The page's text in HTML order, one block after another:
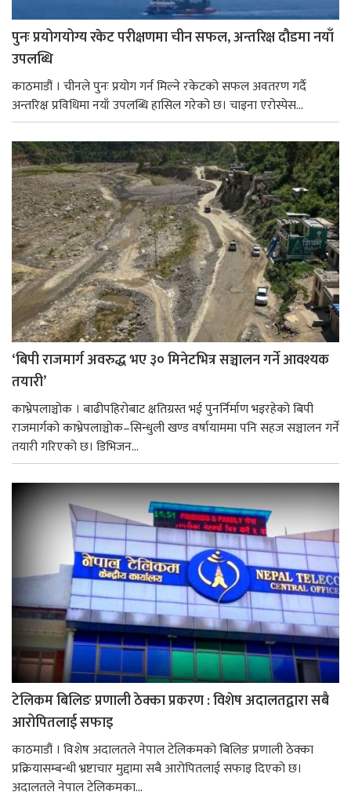
पुनः प्रयोगयोग्य रकेट परीक्षणमा चीन सफल, अन्तरिक्ष दौडमा नयाँ
उपलब्धि
काठमाडौं । चीनले पुनः प्रयोग गर्न मिल्ने रकेटको सफल अवतरण गर्दै
अन्तरिक्ष प्रविधिमा नयाँ उपलब्धि हासिल गरेको छ। चाइना एरोस्पेस...
‘बिपी राजमार्ग अवरुद्ध भए ३० मिनेटभित्र सञ्चालन गर्ने आवश्यक
तयारी’
काभ्रेपलाञ्चोक । बाढीपहिरोबाट क्षतिग्रस्त भई पुनर्निर्माण भइरहेको बिपी
राजमार्गको काभ्रेपलाञ्चोक–सिन्धुली खण्ड वर्षायाममा पनि सहज सञ्चालन गर्ने
तयारी गरिएको छ। डिभिजन...
टेलिकम बिलिङ प्रणाली ठेक्का प्रकरण : विशेष अदालतद्वारा सबै
आरोपितलाई सफाइ
काठमाडौं । विशेष अदालतले नेपाल टेलिकमको बिलिङ प्रणाली ठेक्का
प्रक्रियासम्बन्धी भ्रष्टाचार मुद्दामा सबै आरोपितलाई सफाइ दिएको छ।
अदालतले नेपाल टेलिकमका...